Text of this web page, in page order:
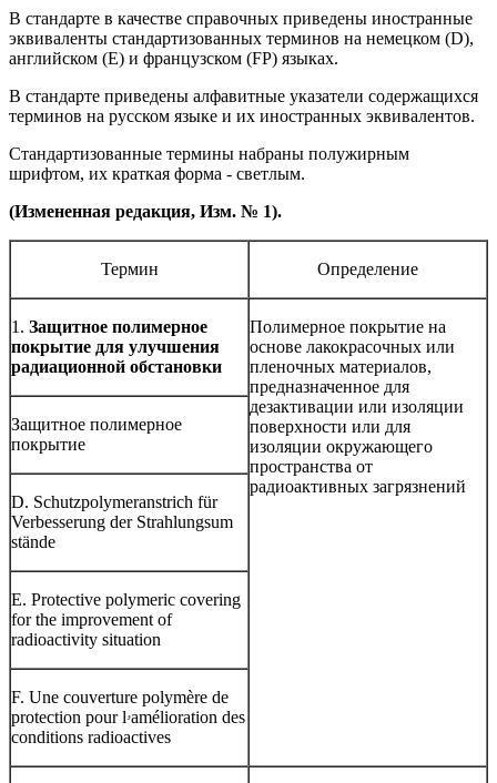
В стандарте в качестве справочных приведены иностранные
эквиваленты стандартизованных терминов на немецком (D),
английском (Е) и французском (FР) языках.
В стандарте приведены алфавитные указатели содержащихся
терминов на русском языке и их иностранных эквивалентов.
Стандартизованные термины набраны полужирным
шрифтом, их краткая форма - светлым.
(Измененная редакция, Изм. № 1).
Термин Определение
1. Защитное полимерное
покрытие для улучшения
радиационной обстановки
Полимерное покрытие на
основе лакокрасочных или
пленочных материалов,
предназначенное для
дезактивации или изоляции
поверхности или для
изоляции окружающего
пространства от
радиоактивных загрязнений
Защитное полимерное
покрытие
D. Schutzpolymeranstrich für
Verbesserung der Strahlungsum
stände
E. Protective polymeric covering
for the improvement of
radioactivity situation
F. Une couverture polymère de
protection pour lۥamélioration des
conditions radioactives